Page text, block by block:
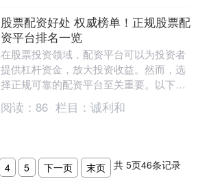
股票配资好处 权威榜单！正规股票配
资平台排名一览
在股票投资领域，配资平台可以为投资者
提供杠杆资金，放大投资收益。然而，选
择正规可靠的配资平台至关重要。以下为
您呈现权威榜单，列出排名靠前的正规股
票配资平台： 盈....
阅读： 86 栏目： 诚利和
4 5 下一页 末页 共5页46条记录